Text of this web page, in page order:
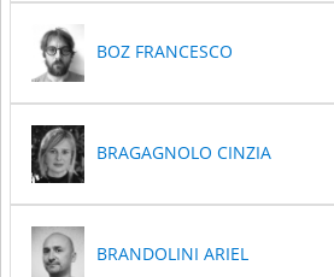
BOZ FRANCESCO
BRAGAGNOLO CINZIA
BRANDOLINI ARIEL